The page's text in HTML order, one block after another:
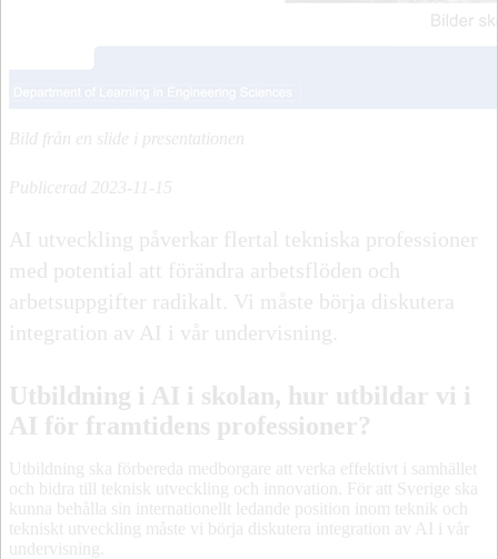
Bild från en slide i presentationen
Publicerad 2023-11-15
AI utveckling påverkar flertal tekniska professioner
med potential att förändra arbetsflöden och
arbetsuppgifter radikalt. Vi måste börja diskutera
integration av AI i vår undervisning.
Utbildning i AI i skolan, hur utbildar vi i
AI för framtidens professioner?
Utbildning ska förbereda medborgare att verka effektivt i samhället
och bidra till teknisk utveckling och innovation. För att Sverige ska
kunna behålla sin internationellt ledande position inom teknik och
tekniskt utveckling måste vi börja diskutera integration av AI i vår
undervisning.